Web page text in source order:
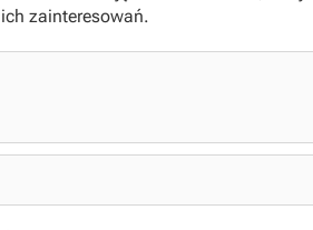
ich zainteresowań.